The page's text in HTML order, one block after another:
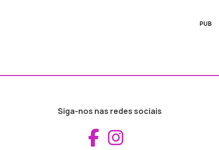
PUB
Siga-nos nas redes sociais
Aceder ao